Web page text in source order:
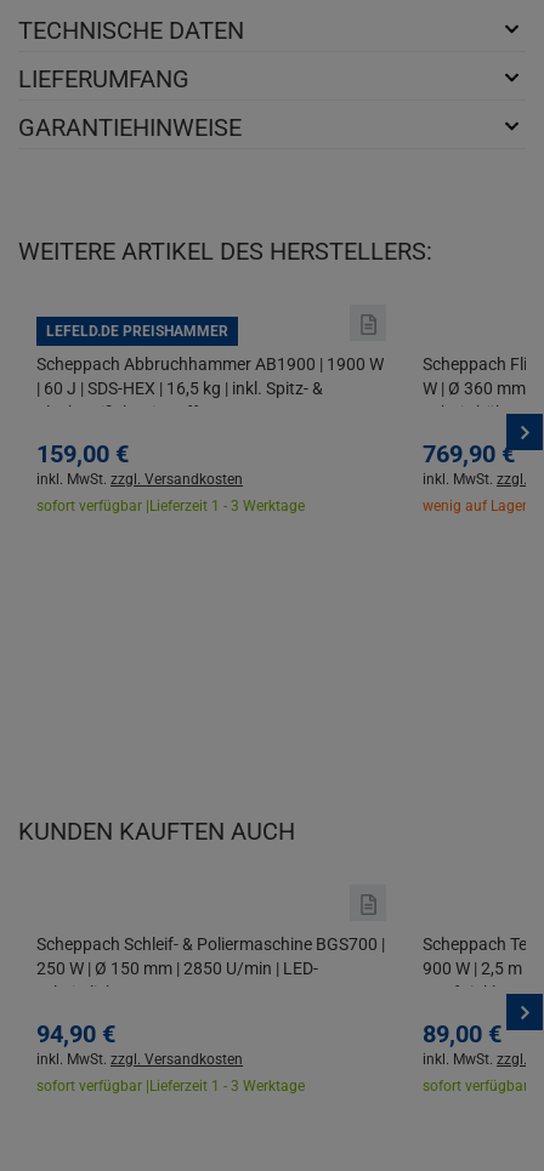
TECHNISCHE DATEN
LIEFERUMFANG
GARANTIEHINWEISE
WEITERE ARTIKEL DES HERSTELLERS:
LEFELD.DE PREISHAMMER
Scheppach Abbruchhammer AB1900 | 1900 W
| 60 J | SDS-HEX | 16,5 kg | inkl. Spitz- &
Flachmeißel | mit Koffer
159,00 €
inkl. MwSt. zzgl. Versandkosten
sofort verfügbar | Lieferzeit 1 - 3 Werktage
Scheppach
W | Ø 360 mm |
Schnitthöhe |
769,90 €
inkl. MwSt. zzgl.
wenig auf Lager |
KUNDEN KAUFTEN AUCH
Scheppach Schleif- & Poliermaschine BGS700 |
250 W | Ø 150 mm | 2850 U/min | LED-
Arbeitslicht
94,90 €
inkl. MwSt. zzgl. Versandkosten
sofort verfügbar | Lieferzeit 1 - 3 Werktage
Scheppach
900 W | 2,5 m |
Kopf | inkl.
89,00 €
inkl. MwSt. zzgl.
sofort verfügbar |